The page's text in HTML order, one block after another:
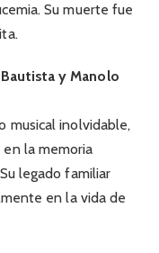
Su muerte fue
y Manolo
musical inolvidable,
en la memoria
legado familiar
en la vida de